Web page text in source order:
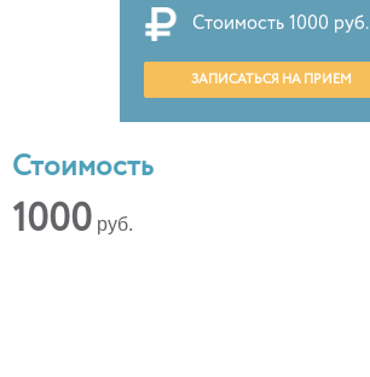
Стоимость 1000 руб.
ЗАПИСАТЬСЯ НА ПРИЕМ
Стоимость
1000 руб.